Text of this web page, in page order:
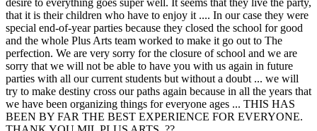
desire to everything goes super well. It seems that they live the party,
that it is their children who have to enjoy it .... In our case they were
special end-of-year parties because they closed the school for good
and the whole Plus Arts team worked to make it go out to The
perfection. We are very sorry for the closure of school and we are
sorry that we will not be able to have you with us again in future
parties with all our current students but without a doubt ... we will
try to make destiny cross our paths again because in all the years that
we have been organizing things for everyone ages ... THIS HAS
BEEN BY FAR THE BEST EXPERIENCE FOR EVERYONE.